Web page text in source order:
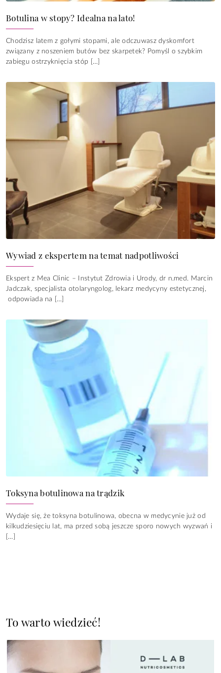
Botulina w stopy? Idealna na lato!
Chodzisz latem z gołymi stopami, ale odczuwasz dyskomfort
związany z noszeniem butów bez skarpetek? Pomyśl o szybkim
zabiegu ostrzyknięcia stóp […]
Wywiad z ekspertem na temat nadpotliwości
Ekspert z Mea Clinic – Instytut Zdrowia i Urody, dr n.med. Marcin
Jadczak, specjalista otolaryngolog, lekarz medycyny estetycznej,
odpowiada na […]
Toksyna botulinowa na trądzik
Wydaje się, że toksyna botulinowa, obecna w medycynie już od
kilkudziesięciu lat, ma przed sobą jeszcze sporo nowych wyzwań i
[…]
To warto wiedzieć!